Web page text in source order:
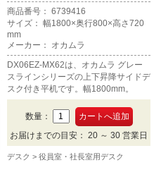
商品番号： 6739416
サイズ： 幅1800×奥行800×高さ720
mm
メーカー： オカムラ
DX06EZ-MX62は、オカムラ グレー
スラインシリーズの上下昇降サイドデ
スク付き平机です。幅1800mm。
数量：
お届けまでの目安： 20 ～ 30 営業日
デスク 役員室・社長室用デスク